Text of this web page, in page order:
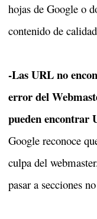
hojas de Google o
contenido de
-Las URL no
error del
pueden encontrar
Google reconoce
culpa del
pasar a secciones